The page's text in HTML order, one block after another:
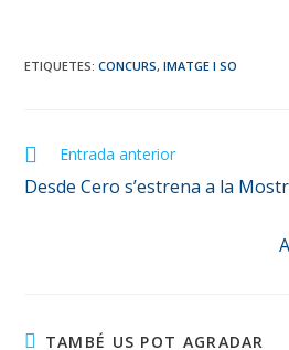
ETIQUETES:CONCURS, IMATGE I SO
Entrada anterior
Desde Cero s’estrena a la
TAMBÉ US POT AGRADAR